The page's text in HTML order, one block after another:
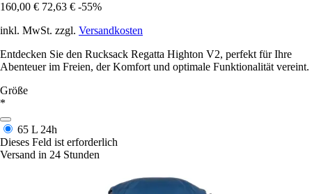
160,00 € 72,63 € -55%
inkl. MwSt. zzgl. Versandkosten
Entdecken Sie den Rucksack Regatta Highton V2, perfekt für Ihre
Abenteuer im Freien, der Komfort und optimale Funktionalität vereint.
Größe
*
65 L 24h
Dieses Feld ist erforderlich
Versand in 24 Stunden